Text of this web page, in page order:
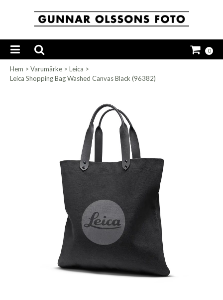
0
Hem > Varumärke > Leica >
Leica Shopping Bag Washed Canvas Black (96382)